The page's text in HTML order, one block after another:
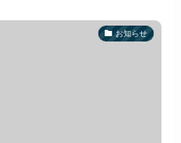
お知らせ